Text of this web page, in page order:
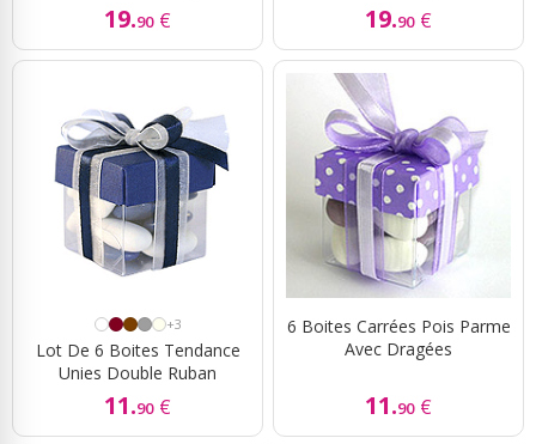
19.90 € 19.90 €
+3
Lot De 6 Boites Tendance
Unies Double Ruban
11.90 €
6 Boites Carrées Pois Parme
Avec Dragées
11.90 €